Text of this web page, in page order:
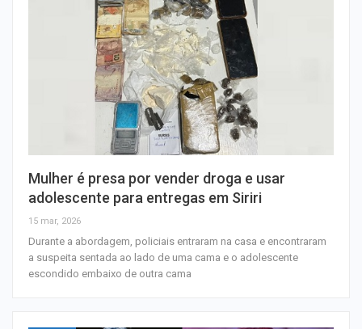
Mulher é presa por vender droga e usar
adolescente para entregas em Siriri
15 mar, 2026
Durante a abordagem, policiais entraram na casa e encontraram
a suspeita sentada ao lado de uma cama e o adolescente
escondido embaixo de outra cama